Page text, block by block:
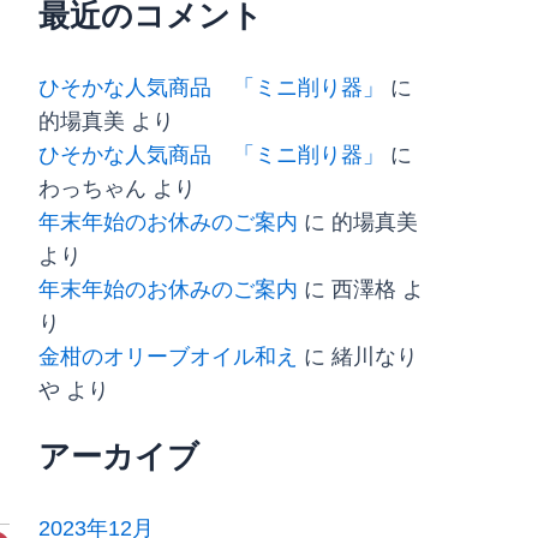
最近のコメント
ひそかな人気商品 「ミニ削り器」
に
的場真美 より
ひそかな人気商品 「ミニ削り器」
に
わっちゃん より
年末年始のお休みのご案内 に 的場真美
より
年末年始のお休みのご案内 に 西澤格 よ
り
金柑のオリーブオイル和え に 緒川なり
や より
アーカイブ
2023年12月